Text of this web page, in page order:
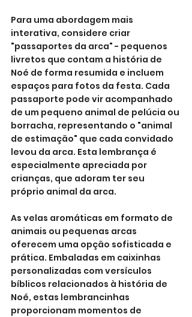
Para uma abordagem mais
interativa, considere criar
"passaportes da arca" - pequenos
livretos que contam a história de
Noé de forma resumida e incluem
espaços para fotos da festa. Cada
passaporte pode vir acompanhado
de um pequeno animal de pelúcia ou
borracha, representando o "animal
de estimação" que cada convidado
levou da arca. Esta lembrança é
especialmente apreciada por
crianças, que adoram ter seu
próprio animal da arca.
As velas aromáticas em formato de
animais ou pequenas arcas
oferecem uma opção sofisticada e
prática. Embaladas em caixinhas
personalizadas com versículos
bíblicos relacionados à história de
Noé, estas lembrancinhas
proporcionam momentos de